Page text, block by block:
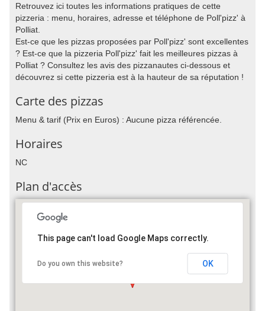
Retrouvez ici toutes les informations pratiques de cette
pizzeria : menu, horaires, adresse et téléphone de Poll'pizz' à
Polliat.
Est-ce que les pizzas proposées par Poll'pizz' sont excellentes
? Est-ce que la pizzeria Poll'pizz' fait les meilleures pizzas à
Polliat ? Consultez les avis des pizzanautes ci-dessous et
découvrez si cette pizzeria est à la hauteur de sa réputation !
Carte des pizzas
Menu & tarif (Prix en Euros) : Aucune pizza référencée.
Horaires
NC
Plan d'accès
This page can't load Google Maps correctly.
Do you own this website? OK